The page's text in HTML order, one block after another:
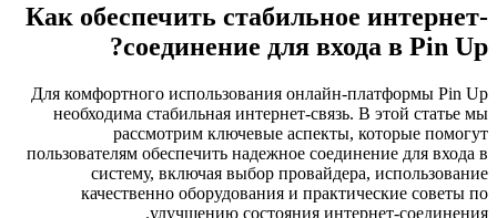
Как обеспечить стабильное интернет-
соединение для входа в Pin Up?
Для комфортного использования онлайн-платформы Pin Up
необходима стабильная интернет-связь. В этой статье мы
рассмотрим ключевые аспекты, которые помогут
пользователям обеспечить надежное соединение для входа в
систему, включая выбор провайдера, использование
качественно оборудования и практические советы по
улучшению состояния интернет-соединения.